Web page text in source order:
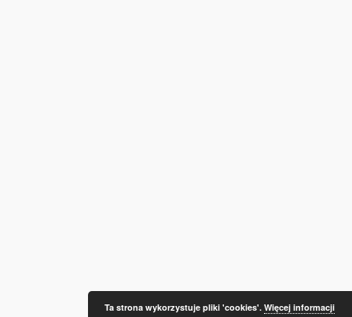
Ta strona wykorzystuje pliki 'cookies'. Więcej informacji